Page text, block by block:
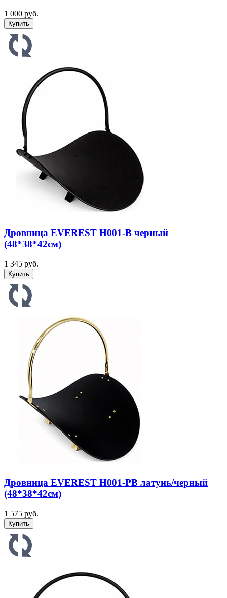
1 000 руб.
Дровница EVEREST Н001-В черный
(48*38*42см)
1 345 руб.
Дровница EVEREST Н001-PВ латунь/черный
(48*38*42см)
1 575 руб.